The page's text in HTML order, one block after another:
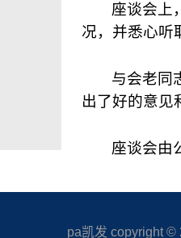
座谈会上
况，并悉心听
与会老同
出了好的意见
座谈会由
pa凯发 copyright ©